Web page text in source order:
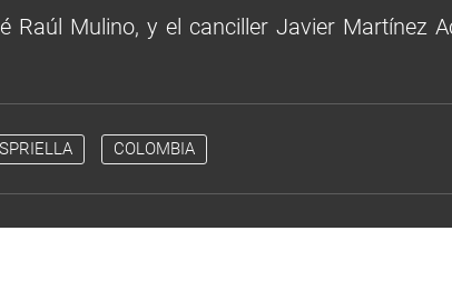
Raúl Mulino, y el canciller Javier Martínez
COLOMBIA